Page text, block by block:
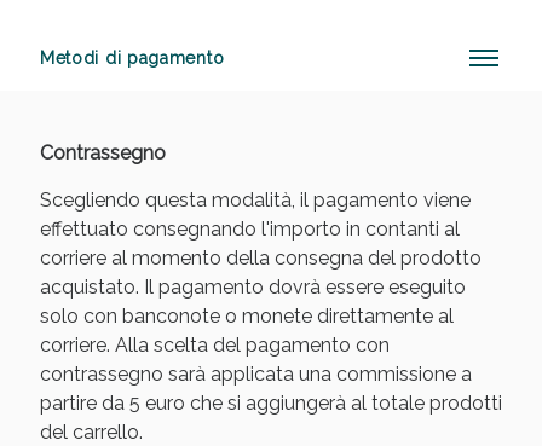
Metodi di pagamento
Contrassegno
Scegliendo questa modalità, il pagamento viene
effettuato consegnando l'importo in contanti al
corriere al momento della consegna del prodotto
acquistato. Il pagamento dovrà essere eseguito
solo con banconote o monete direttamente al
corriere. Alla scelta del pagamento con
contrassegno sarà applicata una commissione a
partire da 5 euro che si aggiungerà al totale prodotti
del carrello.